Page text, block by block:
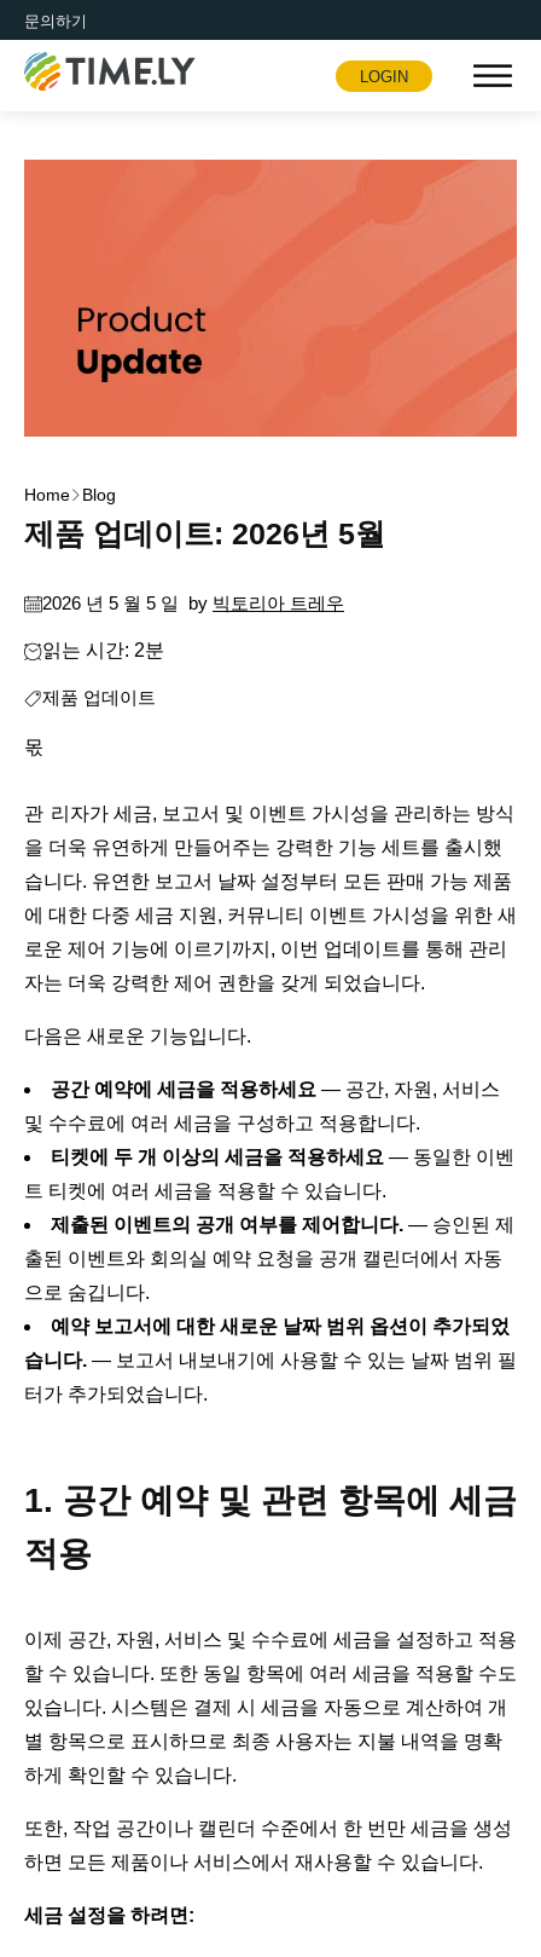
문의하기
Timely
LOGIN
Home Blog
제품 업데이트: 2026년 5월
2026 년 5 월 5 일 by 빅토리아 트레우
읽는 시간: 2분
제품 업데이트
몫
관리자가 세금, 보고서 및 이벤트 가시성을 관리하는 방식
을 더욱 유연하게 만들어주는 강력한 기능 세트를 출시했
습니다. 유연한 보고서 날짜 설정부터 모든 판매 가능 제품
에 대한 다중 세금 지원, 커뮤니티 이벤트 가시성을 위한 새
로운 제어 기능에 이르기까지, 이번 업데이트를 통해 관리
자는 더욱 강력한 제어 권한을 갖게 되었습니다.
다음은 새로운 기능입니다.
공간 예약에 세금을 적용하세요 — 공간, 자원, 서비스
및 수수료에 여러 세금을 구성하고 적용합니다.
티켓에 두 개 이상의 세금을 적용하세요 — 동일한 이벤
트 티켓에 여러 세금을 적용할 수 있습니다.
제출된 이벤트의 공개 여부를 제어합니다. — 승인된 제
출된 이벤트와 회의실 예약 요청을 공개 캘린더에서 자동
으로 숨깁니다.
예약 보고서에 대한 새로운 날짜 범위 옵션이 추가되었
습니다. — 보고서 내보내기에 사용할 수 있는 날짜 범위 필
터가 추가되었습니다.
1. 공간 예약 및 관련 항목에 세금
적용
이제 공간, 자원, 서비스 및 수수료에 세금을 설정하고 적용
할 수 있습니다. 또한 동일 항목에 여러 세금을 적용할 수도
있습니다. 시스템은 결제 시 세금을 자동으로 계산하여 개
별 항목으로 표시하므로 최종 사용자는 지불 내역을 명확
하게 확인할 수 있습니다.
또한, 작업 공간이나 캘린더 수준에서 한 번만 세금을 생성
하면 모든 제품이나 서비스에서 재사용할 수 있습니다.
세금 설정을 하려면: